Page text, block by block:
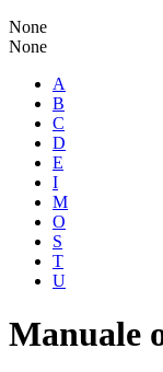
None
None
A
B
C
D
E
I
M
O
S
T
U
Manuale